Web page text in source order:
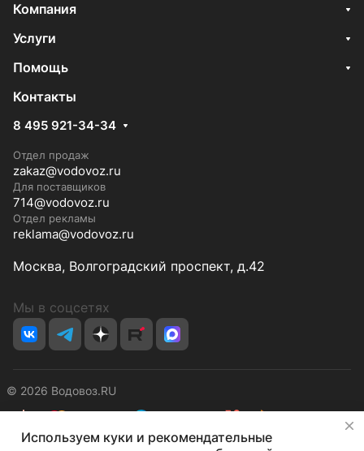
Компания
Услуги
Помощь
Контакты
8 495 921-34-34
Отдел продаж
zakaz@vodovoz.ru
Для поставщиков
714@vodovoz.ru
Отдел рекламы
reklama@vodovoz.ru
Москва, Волгоградский проспект, д.42
Мы в соцсетях
© 2026 Водовоз.RU
КонфиденциальностьОферта
Используем куки и рекомендательные